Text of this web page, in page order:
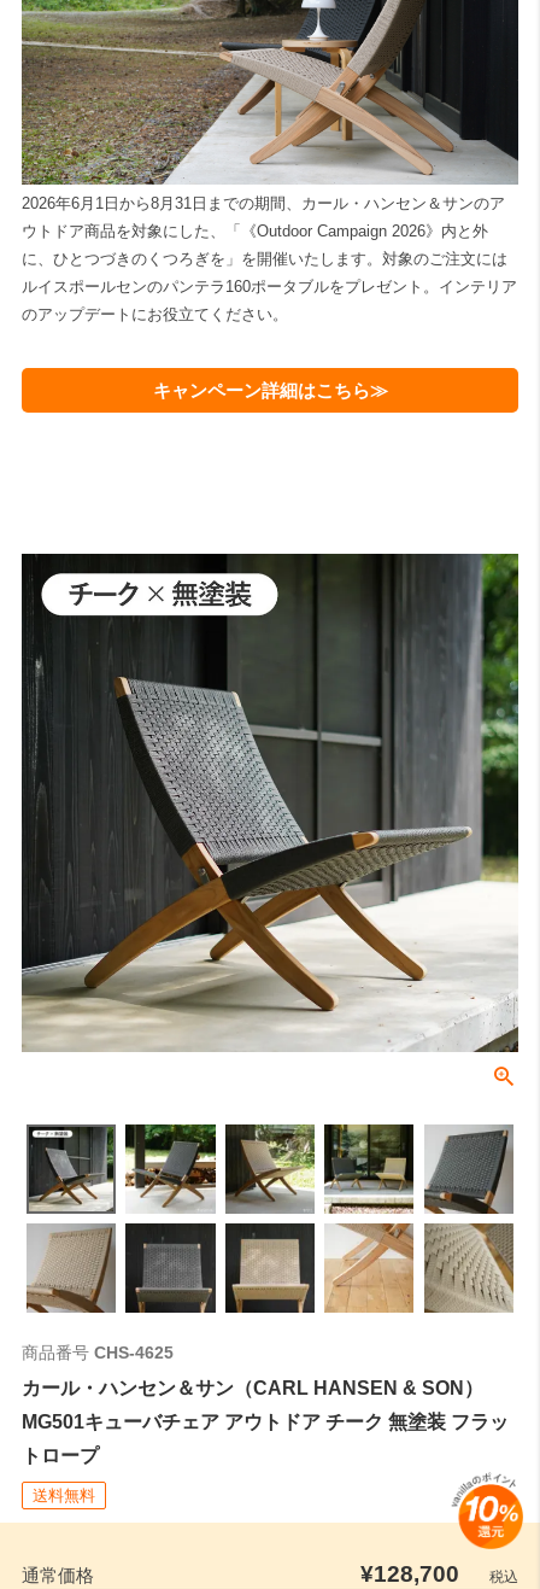
2026年6月1日から8月31日までの期間、カール・ハンセン＆サンのア
ウトドア商品を対象にした、「《Outdoor Campaign 2026》内と外
に、ひとつづきのくつろぎを」を開催いたします。対象のご注文には
ルイスポールセンのパンテラ160ポータブルをプレゼント。インテリア
のアップデートにお役立てください。
キャンペーン詳細はこちら≫
商品番号 CHS-4625
カール・ハンセン＆サン（CARL HANSEN & SON）
MG501キューバチェア アウトドア チーク 無塗装 フラッ
トロープ
送料無料
通常価格 ¥128,700
税込